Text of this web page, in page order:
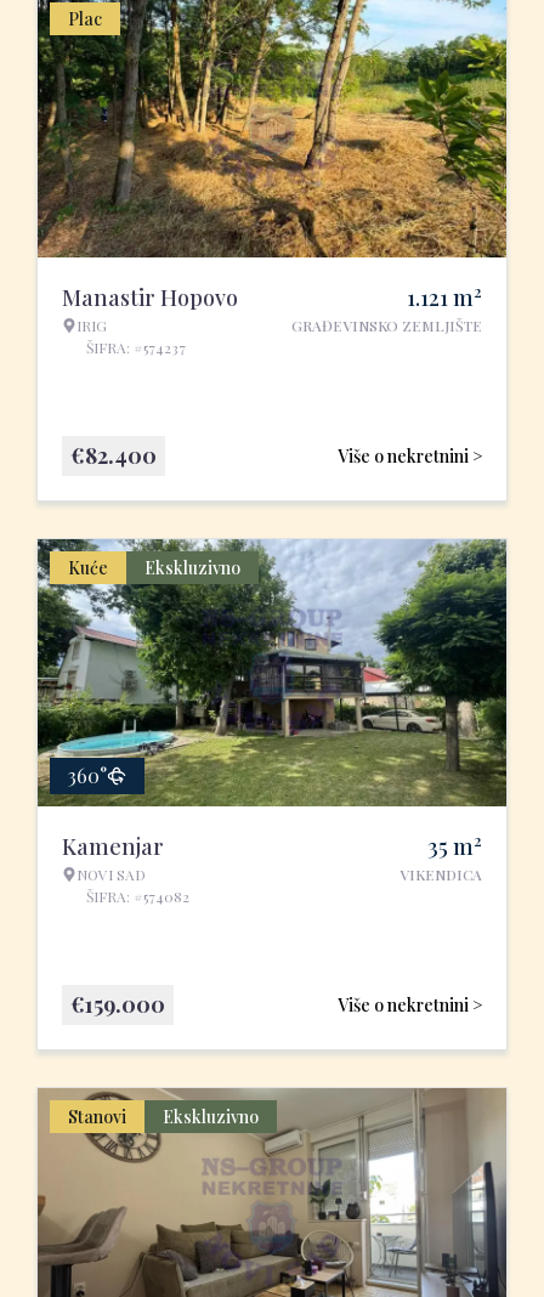
Plac
Manastir Hopovo
IRIG
ŠIFRA: #574237
1.121m2
GRAĐEVINSKO ZEMLJIŠTE
Više o nekretnini >
€82.400
Kuće Ekskluzivno
360°
Kamenjar
NOVI SAD
ŠIFRA: #574082
35 m2
VIKENDICA
Više o nekretnini >
€159.000
Stanovi Ekskluzivno